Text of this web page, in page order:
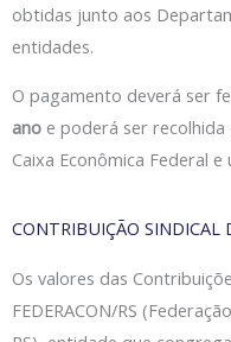
obtidas junto aos
entidades.
O pagamento deverá ser
ano e poderá ser recolhida
Caixa Econômica Federal
CONTRIBUIÇÃO SINDICAL
Os valores das
FEDERACON/RS